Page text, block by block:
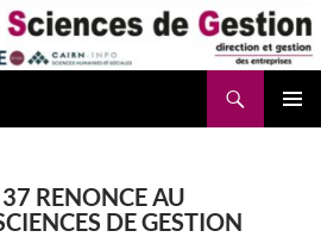
RENONCE AU
DE GESTION